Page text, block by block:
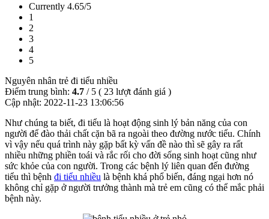
Currently 4.65/5
1
2
3
4
5
Nguyên nhân trẻ đi tiểu nhiều
Điểm trung bình: 4.7 / 5 ( 23 lượt đánh giá )
Cập nhật: 2022-11-23 13:06:56
Như chúng ta biết, đi tiểu là hoạt động sinh lý bản năng của con
người để đào thải chất cặn bã ra ngoài theo đường nước tiểu. Chính
vì vậy nếu quá trình này gặp bất kỳ vấn đề nào thì sẽ gây ra rất
nhiều những phiền toái và rắc rối cho đời sống sinh hoạt cũng như
sức khỏe của con người. Trong các bệnh lý liên quan đến đường
tiểu thì bệnh đi tiểu nhiều là bệnh khá phổ biến, đáng ngại hơn nó
không chỉ gặp ở người trưởng thành mà trẻ em cũng có thể mắc phải
bệnh này.